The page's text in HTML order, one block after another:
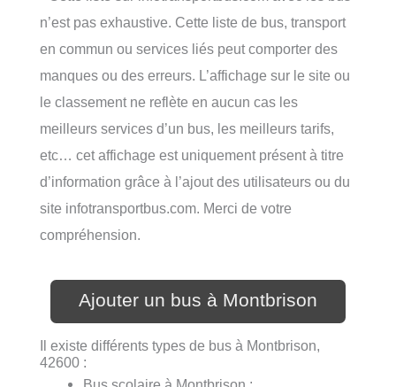
n’est pas exhaustive. Cette liste de bus, transport
en commun ou services liés peut comporter des
manques ou des erreurs. L’affichage sur le site ou
le classement ne reflète en aucun cas les
meilleurs services d’un bus, les meilleurs tarifs,
etc… cet affichage est uniquement présent à titre
d’information grâce à l’ajout des utilisateurs ou du
site infotransportbus.com. Merci de votre
compréhension.
Ajouter un bus à Montbrison
Il existe différents types de bus à Montbrison,
42600 :